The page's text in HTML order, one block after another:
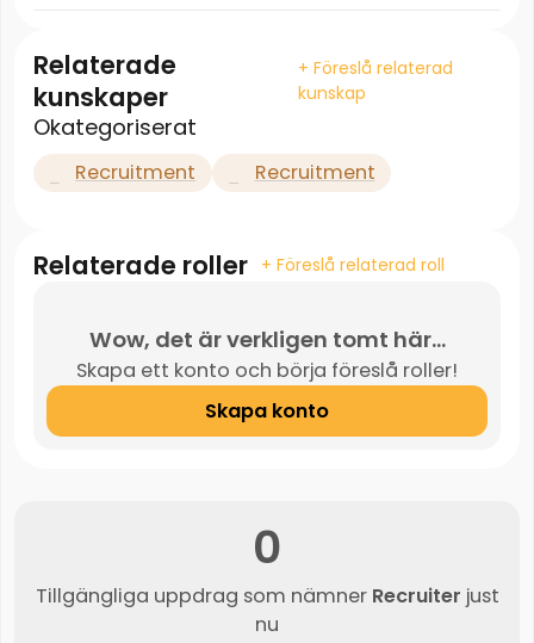
Relaterade
kunskaper
+ Föreslå relaterad
kunskap
Okategoriserat
Recruitment Recruitment
Relaterade roller + Föreslå relaterad roll
Wow, det är verkligen tomt här...
Skapa ett konto och börja föreslå roller!
Skapa konto
0
Tillgängliga uppdrag som nämner Recruiter just
nu